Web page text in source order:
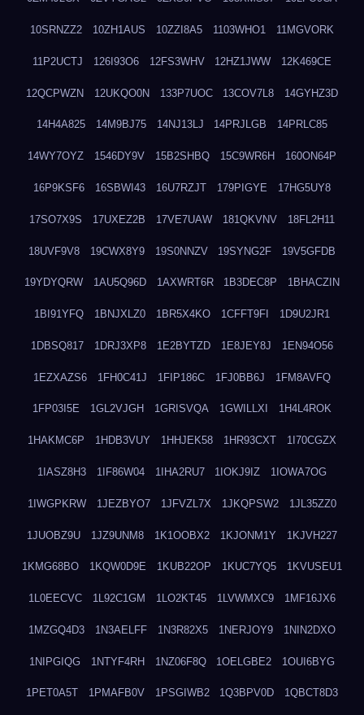
10SRNZZ2 10ZH1AUS 10ZZI8A5 1103WHO1 11MGVORK
11P2UCTJ 126I93O6 12FS3WHV 12HZ1JWW 12K469CE
12QCPWZN 12UKQO0N 133P7UOC 13COV7L8 14GYHZ3D
14H4A825 14M9BJ75 14NJ13LJ 14PRJLGB 14PRLC85
14WY7OYZ 1546DY9V 15B2SHBQ 15C9WR6H 160ON64P
16P9KSF6 16SBWI43 16U7RZJT 179PIGYE 17HG5UY8
17SO7X9S 17UXEZ2B 17VE7UAW 181QKVNV 18FL2H11
18UVF9V8 19CWX8Y9 19S0NNZV 19SYNG2F 19V5GFDB
19YDYQRW 1AU5Q96D 1AXWRT6R 1B3DEC8P 1BHACZIN
1BI91YFQ 1BNJXLZ0 1BR5X4KO 1CFFT9FI 1D9U2JR1
1DBSQ817 1DRJ3XP8 1E2BYTZD 1E8JEY8J 1EN94O56
1EZXAZS6 1FH0C41J 1FIP186C 1FJ0BB6J 1FM8AVFQ
1FP03I5E 1GL2VJGH 1GRISVQA 1GWILLXI 1H4L4ROK
1HAKMC6P 1HDB3VUY 1HHJEK58 1HR93CXT 1I70CGZX
1IASZ8H3 1IF86W04 1IHA2RU7 1IOKJ9IZ 1IOWA7OG
1IWGPKRW 1JEZBYO7 1JFVZL7X 1JKQPSW2 1JL35ZZ0
1JUOBZ9U 1JZ9UNM8 1K1OOBX2 1KJONM1Y 1KJVH227
1KMG68BO 1KQW0D9E 1KUB22OP 1KUC7YQ5 1KVUSEU1
1L0EECVC 1L92C1GM 1LO2KT45 1LVWMXC9 1MF16JX6
1MZGQ4D3 1N3AELFF 1N3R82X5 1NERJOY9 1NIN2DXO
1NIPGIQG 1NTYF4RH 1NZ06F8Q 1OELGBE2 1OUI6BYG
1PET0A5T 1PMAFB0V 1PSGIWB2 1Q3BPV0D 1QBCT8D3